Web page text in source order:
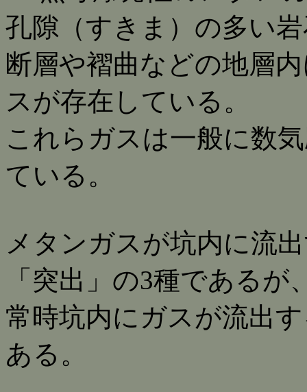
孔隙（すきま）の多い
断層や褶曲などの地層
スが存在している。
これらガスは一般に数
ている。
メタンガスが坑内に流
「突出」の3種であるが
常時坑内にガスが流出
ある。